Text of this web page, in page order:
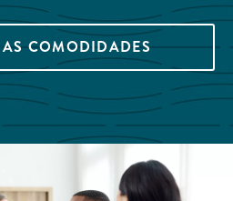
COMODIDADES